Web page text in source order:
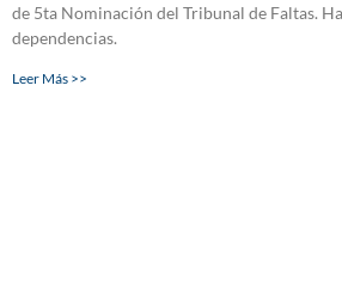
de 5ta Nominación del Tribunal de Faltas.
dependencias.
Leer Más >>